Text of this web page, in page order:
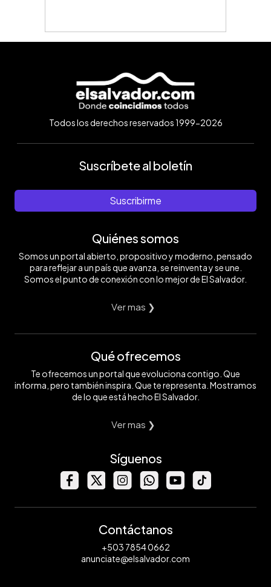
Todos los derechos reservados 1999-2026
Suscríbete al boletín
Suscribirme
Quiénes somos
Somos un portal abierto, propositivo y moderno, pensado
para reflejar a un país que avanza, se reinventa y se une.
Somos el punto de conexión con lo mejor de El Salvador.
Ver mas ❯
Qué ofrecemos
Te ofrecemos un portal que evoluciona contigo. Que
informa, pero también inspira. Que te representa. Mostramos
de lo que está hecho El Salvador.
Ver mas ❯
Síguenos
Contáctanos
+503 7854 0662
anunciate@elsalvador.com